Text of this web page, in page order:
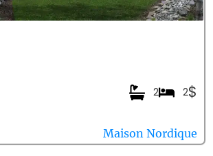
$
2
2
Maison Nordique